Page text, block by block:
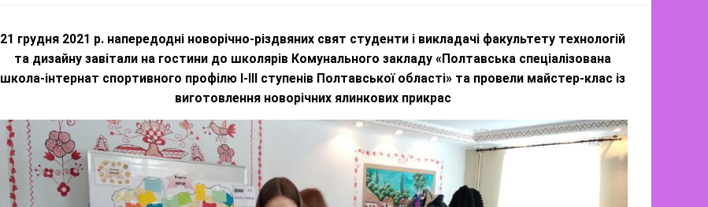
21 грудня 2021 р. напередодні новорічно-різдвяних свят студенти і викладачі факультету технологій
та дизайну завітали на гостини до школярів Комунального закладу «Полтавська спеціалізована
школа-інтернат спортивного профілю І-ІІІ ступенів Полтавської області» та провели майстер-клас із
виготовлення новорічних ялинкових прикрас